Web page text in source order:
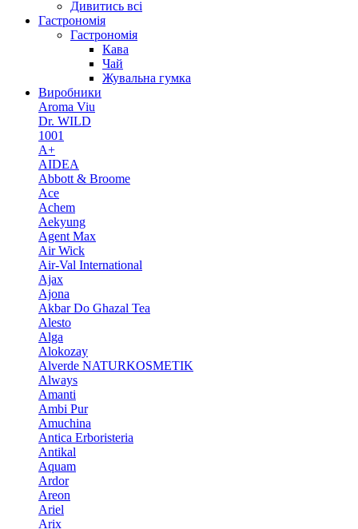
Дивитись всі
Гастрономія
Гастрономія
Кава
Чай
Жувальна гумка
Виробники
Aroma Viu
Dr. WILD
1001
A+
AIDEA
Abbott & Broome
Ace
Achem
Aekyung
Agent Max
Air Wick
Air-Val International
Ajax
Ajona
Akbar Do Ghazal Tea
Alesto
Alga
Alokozay
Alverde NATURKOSMETIK
Always
Amanti
Ambi Pur
Amuchina
Antica Erboristeria
Antikal
Aquam
Ardor
Areon
Ariel
Arix